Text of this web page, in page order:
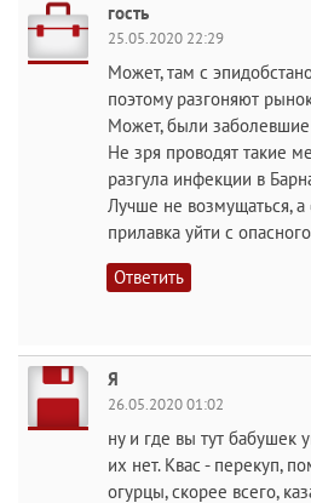
гость
25.05.2020 22:29
Может, там с
поэтому разгоняют
Может, были
Не зря проводят такие
разгула инфекции в
Лучше не возмущаться,
прилавка уйти с
Ответить
Я
26.05.2020 01:02
ну и где вы тут бабушек
их нет. Квас - перекуп,
огурцы, скорее всего,